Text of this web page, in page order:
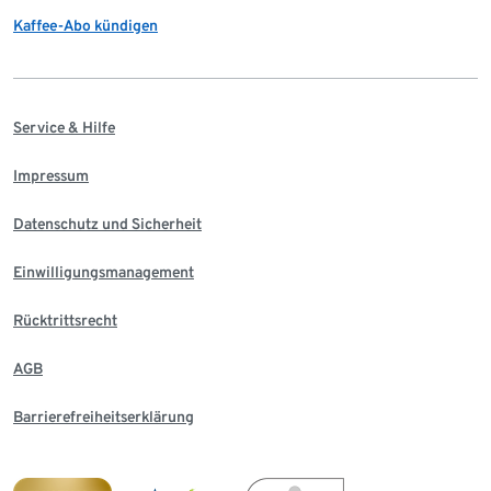
Kaffee-Abo kündigen
Service & Hilfe
Impressum
Datenschutz und Sicherheit
Einwilligungsmanagement
Rücktrittsrecht
AGB
Barrierefreiheitserklärung